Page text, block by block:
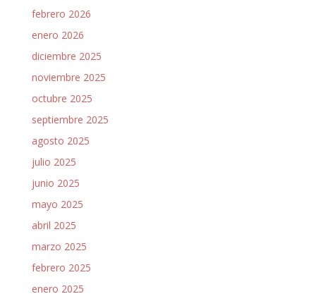
febrero 2026
enero 2026
diciembre 2025
noviembre 2025
octubre 2025
septiembre 2025
agosto 2025
julio 2025
junio 2025
mayo 2025
abril 2025
marzo 2025
febrero 2025
enero 2025